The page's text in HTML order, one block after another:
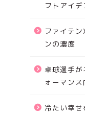
フトアイデ
ファイテ
ンの濃度
卓球選手が
ォーマン
冷たい幸